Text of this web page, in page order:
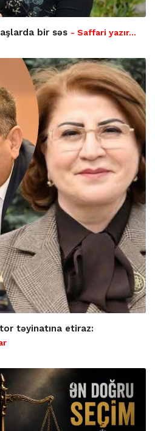
bir səs - Saffari yazır…
təyinatına etiraz: